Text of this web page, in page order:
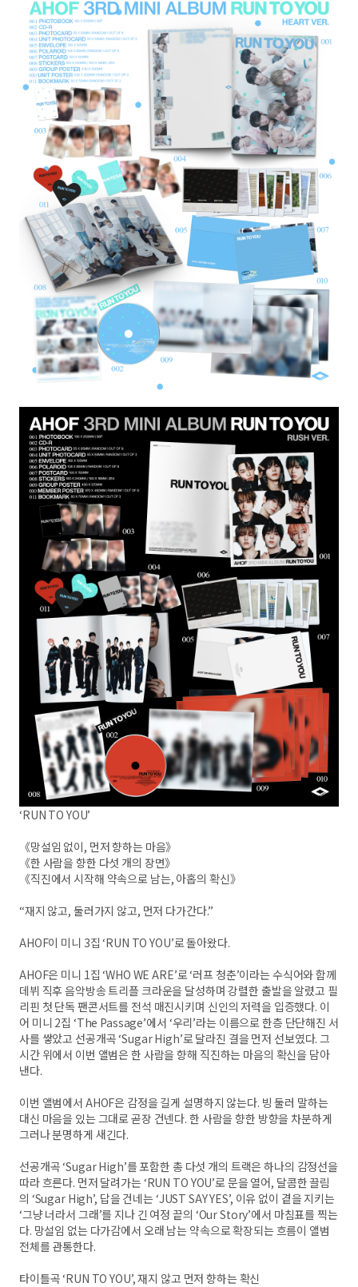
‘RUN TO YOU’
《망설임 없이, 먼저 향하는 마음》
《한 사람을 향한 다섯 개의 장면》
《직진에서 시작해 약속으로 남는, 아홉의 확신》
“재지 않고, 둘러가지 않고, 먼저 다가간다.”
AHOF이 미니 3집 ‘RUN TO YOU’로 돌아왔다.
AHOF은 미니 1집 ‘WHO WE ARE’로 ‘러프 청춘’이라는 수식어와 함께
데뷔 직후 음악방송 트리플 크라운을 달성하며 강렬한 출발을 알렸고 필
리핀 첫 단독 팬콘서트를 전석 매진시키며 신인의 저력을 입증했다. 이
어 미니 2집 ‘The Passage’에서 ‘우리’라는 이름으로 한층 단단해진 서
사를 쌓았고 선공개곡 ‘Sugar High’로 달라진 결을 먼저 선보였다. 그
시간 위에서 이번 앨범은 한 사람을 향해 직진하는 마음의 확신을 담아
낸다.
이번 앨범에서 AHOF은 감정을 길게 설명하지 않는다. 빙 둘러 말하는
대신 마음을 있는 그대로 곧장 건넨다. 한 사람을 향한 방향을 차분하게
그러나 분명하게 새긴다.
선공개곡 ‘Sugar High’를 포함한 총 다섯 개의 트랙은 하나의 감정선을
따라 흐른다. 먼저 달려가는 ‘RUN TO YOU’로 문을 열어, 달콤한 끌림
의 ‘Sugar High’, 답을 건네는 ‘JUST SAY YES’, 이유 없이 곁을 지키는
‘그냥 너라서 그래’를 지나 긴 여정 끝의 ‘Our Story’에서 마침표를 찍는
다. 망설임 없는 다가감에서 오래 남는 약속으로 확장되는 흐름이 앨범
전체를 관통한다.
타이틀곡 ‘RUN TO YOU’, 재지 않고 먼저 향하는 확신